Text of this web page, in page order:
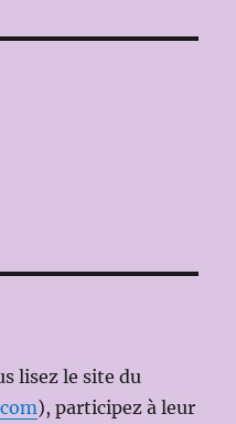
lisez le site du
), participez à leur